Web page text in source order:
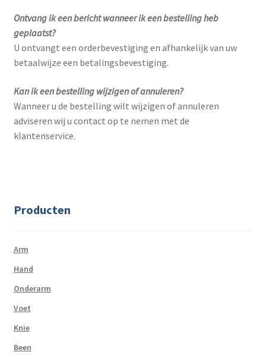
Ontvang ik een bericht wanneer ik een bestelling heb
geplaatst?
U ontvangt een orderbevestiging en afhankelijk van uw
betaalwijze een betalingsbevestiging.
Kan ik een bestelling wijzigen of annuleren?
Wanneer u de bestelling wilt wijzigen of annuleren
adviseren wij u contact op te nemen met de
klantenservice.
Producten
Arm
Hand
Onderarm
Voet
Knie
Been